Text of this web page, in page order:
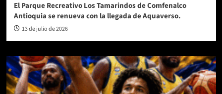
El Parque Recreativo Los Tamarindos de Comfenalco
Antioquia se renueva con la llegada de Aquaverso.
13 de julio de 2026